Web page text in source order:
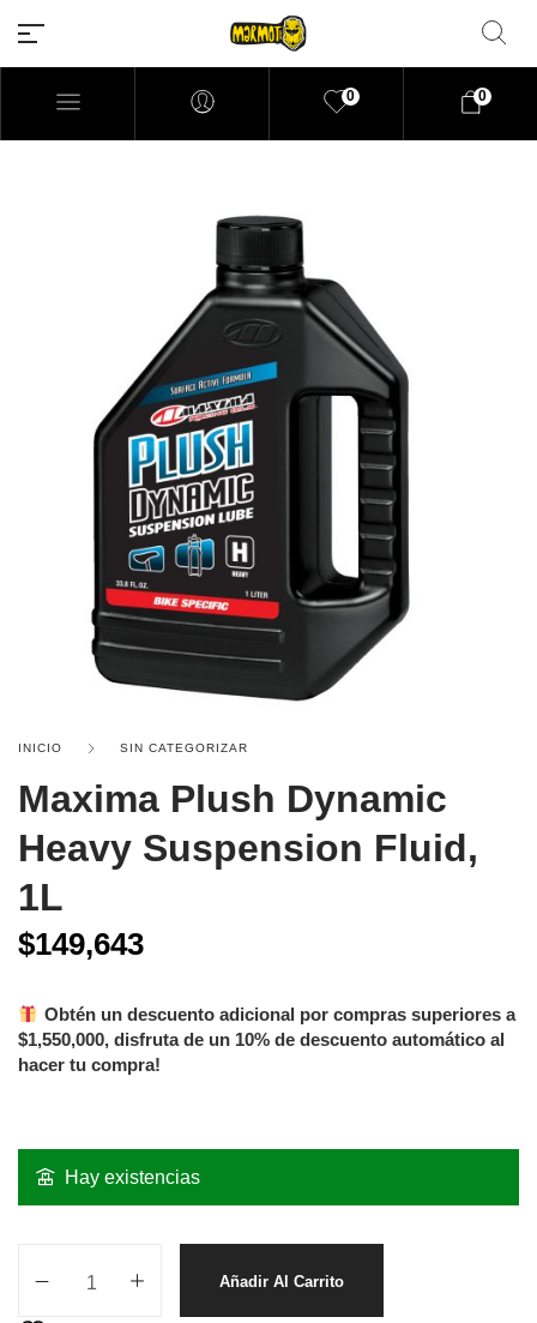
0 0
INICIO SIN CATEGORIZAR
Maxima Plush Dynamic
Heavy Suspension Fluid,
1L
$149,643
Hay existencias
Obtén un descuento adicional por compras superiores a
$1,550,000, disfruta de un 10% de descuento automático al
hacer tu compra!
Añadir Al Carrito